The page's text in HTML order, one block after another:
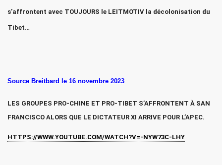
s’affrontent avec TOUJOURS le LEITMOTIV la décolonisation du
Tibet…
Source Breitbard le 16 novembre 2023
LES GROUPES PRO-CHINE ET PRO-TIBET S’AFFRONTENT À SAN
FRANCISCO ALORS QUE LE DICTATEUR XI ARRIVE POUR L’APEC.
HTTPS://WWW.YOUTUBE.COM/WATCH?V=-NYW73C-LHY